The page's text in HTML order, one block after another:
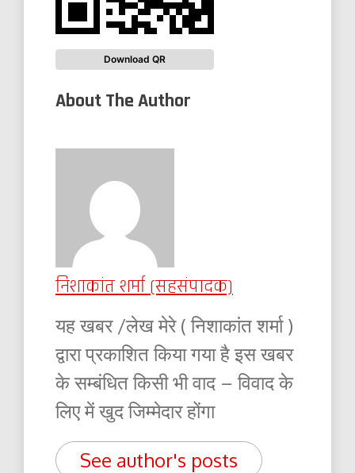
Download QR
About The Author
निशाकांत शर्मा (सहसंपादक)
यह खबर /लेख मेरे ( निशाकांत शर्मा )
द्वारा प्रकाशित किया गया है इस खबर
के सम्बंधित किसी भी वाद – विवाद के
लिए में खुद जिम्मेदार होंगा
See author's posts